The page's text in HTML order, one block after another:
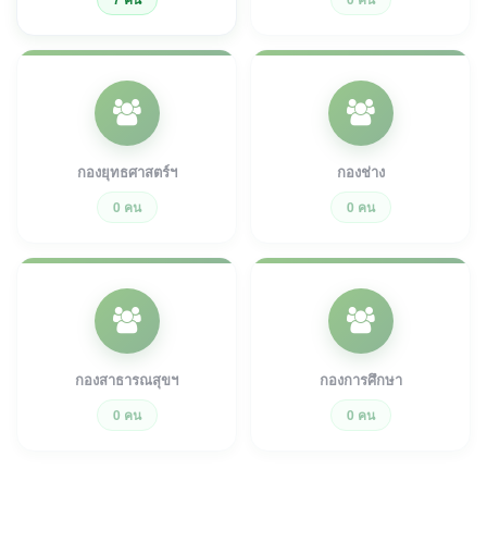
กองยุทธศาสตร์ฯ
0 คน
กองช่าง
0 คน
กองสาธารณสุขฯ
0 คน
กองการศึกษา
0 คน